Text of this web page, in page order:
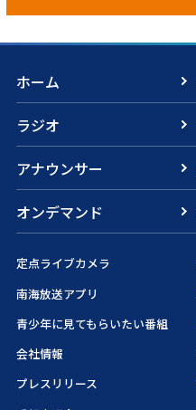
ホーム
ラジオ
アナウンサー
オンデマンド
定点ライブカメラ
南海放送アプリ
青少年に見てもらいたい番組
会社情報
プレスリリース